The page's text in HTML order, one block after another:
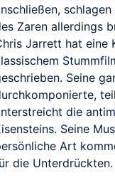
Zaren allerdings
Jarrett hat eine
Seine
die
Seine
Art
die Unterdrückten.